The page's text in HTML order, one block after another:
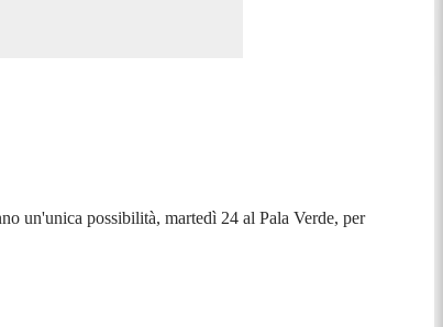
un'unica possibilità, martedì 24 al Pala Verde, per